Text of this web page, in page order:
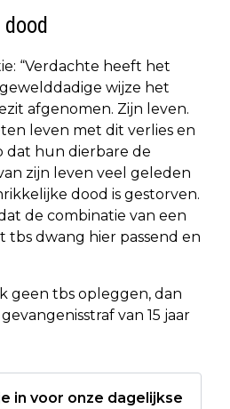
“Verdachte heeft het
wijze het
afgenomen. Zijn leven.
leven met dit verlies en
dat hun dierbare de
zijn leven veel geleden
dood is gestorven.
de combinatie van een
tbs dwang hier passend en
geen tbs opleggen, dan
van 15 jaar
in voor onze dagelijkse